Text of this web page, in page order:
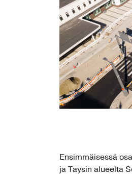
Ensimmäisessä
ja Taysin alueelta